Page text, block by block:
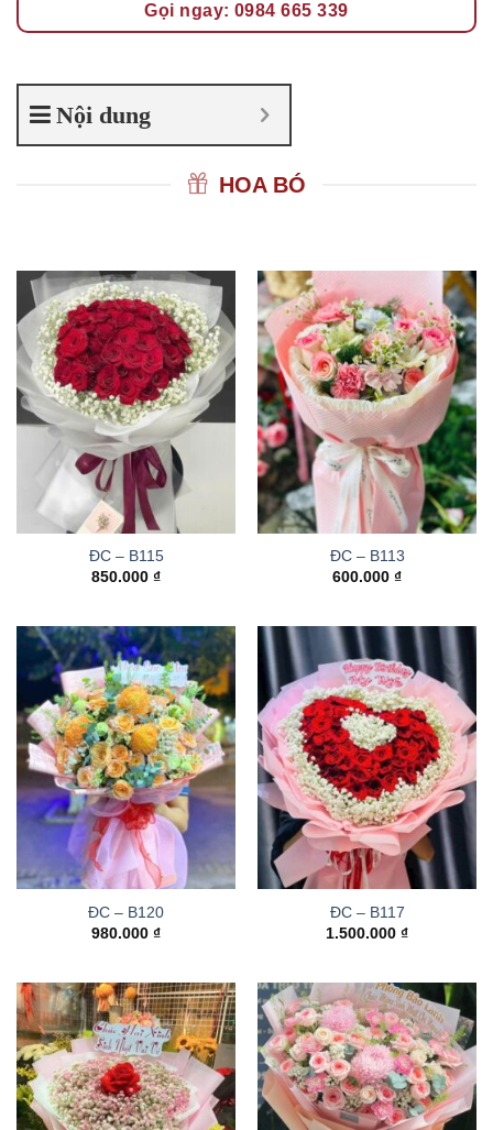
Gọi ngay: 0984 665 339
Nội dung
HOA BÓ
ĐC – B115
850.000 ₫
ĐC – B113
600.000 ₫
ĐC – B120
980.000 ₫
ĐC – B117
1.500.000 ₫